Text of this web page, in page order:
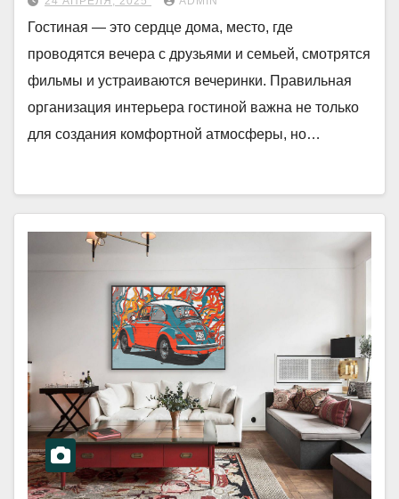
Гостиная — это сердце дома, место, где
проводятся вечера с друзьями и семьей, смотрятся
фильмы и устраиваются вечеринки. Правильная
организация интерьера гостиной важна не только
для создания комфортной атмосферы, но…